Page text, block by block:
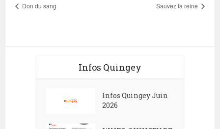
Don du sang Sauvez la reine
Infos Quingey
Infos Quingey Juin
2026